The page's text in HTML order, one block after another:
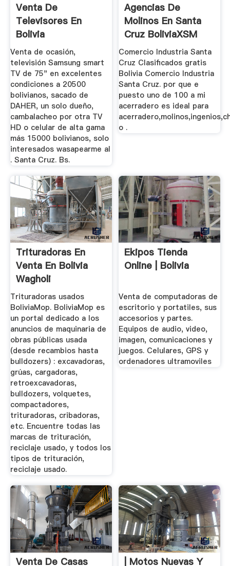
Venta De
Televisores En
Bolivia
Venta de ocasión,
televisión Samsung smart
TV de 75" en excelentes
condiciones a 20500
bolivianos, sacado de
DAHER, un solo dueño,
cambalacheo por otra TV
HD o celular de alta gama
más 15000 bolivianos, solo
interesados wasapearme al
. Santa Cruz. Bs.
Agencias De
Molinos En Santa
Cruz BoliviaXSM
Trituradora ...
Comercio Industria Santa
Cruz Clasificados gratis
Bolivia Comercio Industria
Santa Cruz. por que e
puesto uno de 100 a mi
acerradero es ideal para
o .
Trituradoras En
Venta En Bolivia
Wagholi
Trituradoras usados
BoliviaMop. BoliviaMop es
un portal dedicado a los
anuncios de maquinaria de
obras públicas usada
(desde recambios hasta
bulldozers) : excavadoras,
grúas, cargadoras,
retroexcavadoras,
bulldozers, volquetes,
compactadores,
trituradoras, cribadoras,
etc. Encuentre todas las
marcas de trituración,
reciclaje usado, y todos los
tipos de trituración,
reciclaje usado.
Ekipos Tienda
Online | Bolivia
Venta de computadoras de
escritorio y portatiles, sus
accesorios y partes.
Equipos de audio, video,
imagen, comunicaciones y
juegos. Celulares, GPS y
ordenadores ultramoviles
Venta De Casas | Motos Nuevas Y